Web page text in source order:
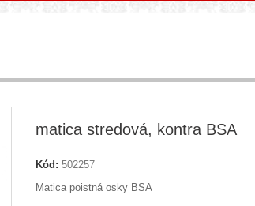
matica stredová, kontra BSA
Kód: 502257
Matica poistná osky BSA